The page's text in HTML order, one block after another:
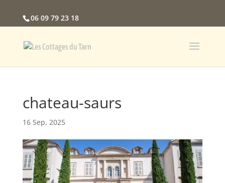
06 09 79 23 18
chateau-saurs
16 Sep, 2025